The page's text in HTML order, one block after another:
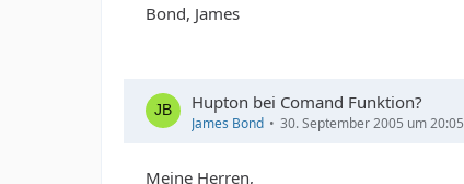
Bond, James
Hupton bei Comand Funktion?
James Bond 30. September 2005 um 20:05
Meine Herren,